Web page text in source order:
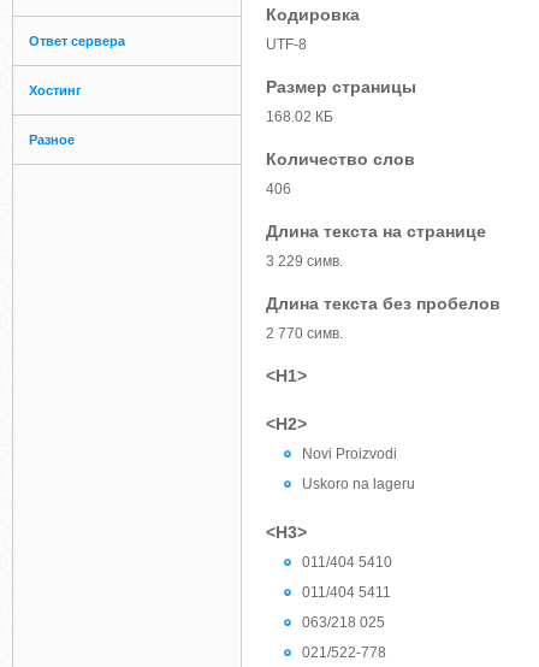
Ответ сервера
Хостинг
Разное
Кодировка
UTF-8
Размер страницы
168.02 КБ
Количество слов
406
Длина текста на странице
3 229 симв.
Длина текста без пробелов
2 770 симв.
<H1>
<H2>
Novi Proizvodi
Uskoro na lageru
<H3>
011/404 5410
011/404 5411
063/218 025
021/522-778